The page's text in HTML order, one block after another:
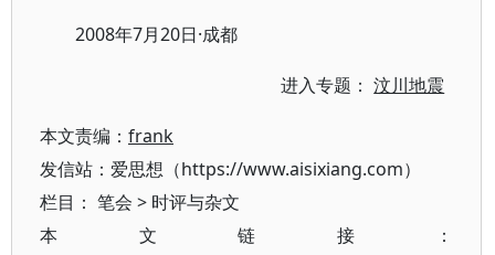
2008年7月20日·成都
进入专题：汶川地震
本文责编： frank
发信站：爱思想（https://www.aisixiang.com）
栏目： 笔会 > 时评与杂文
本文链接：